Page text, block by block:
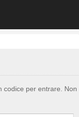
codice per entrare. Non